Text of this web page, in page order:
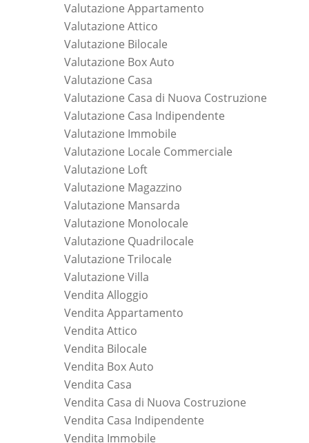
Valutazione Appartamento
Valutazione Attico
Valutazione Bilocale
Valutazione Box Auto
Valutazione Casa
Valutazione Casa di Nuova Costruzione
Valutazione Casa Indipendente
Valutazione Immobile
Valutazione Locale Commerciale
Valutazione Loft
Valutazione Magazzino
Valutazione Mansarda
Valutazione Monolocale
Valutazione Quadrilocale
Valutazione Trilocale
Valutazione Villa
Vendita Alloggio
Vendita Appartamento
Vendita Attico
Vendita Bilocale
Vendita Box Auto
Vendita Casa
Vendita Casa di Nuova Costruzione
Vendita Casa Indipendente
Vendita Immobile